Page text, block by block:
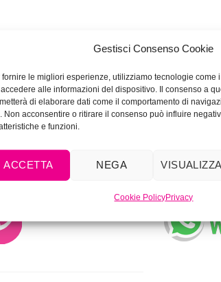
Gestisci Consenso Cookie
fornire le migliori esperienze, utilizziamo tecnologie come
alle informazioni del dispositivo. Il consenso a
di elaborare dati come il comportamento di
Non acconsentire o ritirare il consenso può influire
e funzioni.
ACCETTA NEGA
Cookie PolicyPrivacy